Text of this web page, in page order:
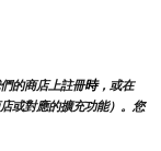
的商店上註冊時，或在
或對應的擴充功能）。您